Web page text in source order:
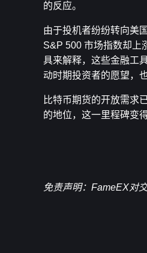
的反应。
由于投机者纷纷转向美
S&P 500 市场指数却上
具来解释，这些金融工
动时期投资者的愿望，
比特币期货的开放需求
的地位，这一里程碑变
免责声明：FameEX对